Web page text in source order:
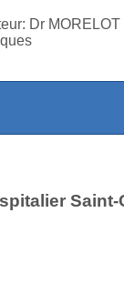
Dr MORELOT